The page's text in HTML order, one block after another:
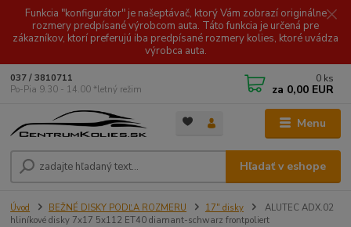
Funkcia "konfigurátor" je našeptávač, ktorý Vám zobrazí originálne
rozmery predpísané výrobcom auta. Táto funkcia je určená pre
zákazníkov, ktorí preferujú iba predpísané rozmery kolies, ktoré uvádza
výrobca auta.
Menu
Hľadať v eshope
037 / 3810711
Po-Pia 9.30 - 14.00 *letný režim
0 ks
za 0,00 EUR
Úvod BEŽNÉ DISKY PODĽA ROZMERU 17" disky
ALUTEC ADX.02
hliníkové disky 7x17 5x112 ET40 diamant-schwarz frontpoliert